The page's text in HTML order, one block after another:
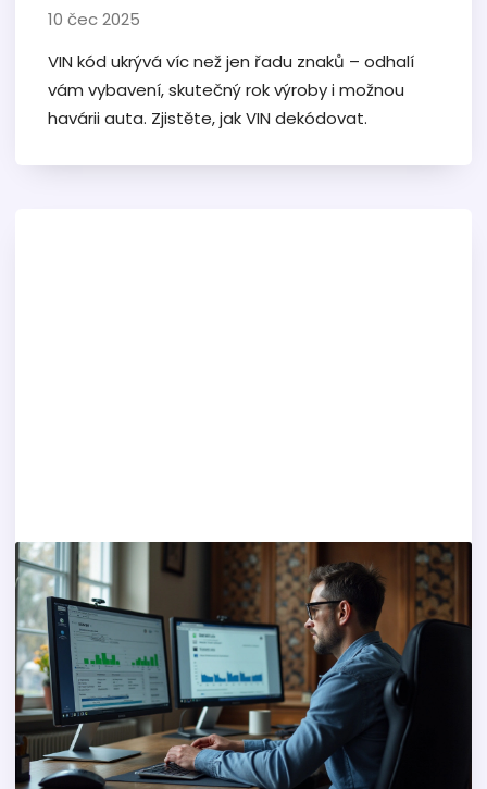
10 čec 2025
VIN kód ukrývá víc než jen řadu znaků – odhalí
vám vybavení, skutečný rok výroby i možnou
havárii auta. Zjistěte, jak VIN dekódovat.